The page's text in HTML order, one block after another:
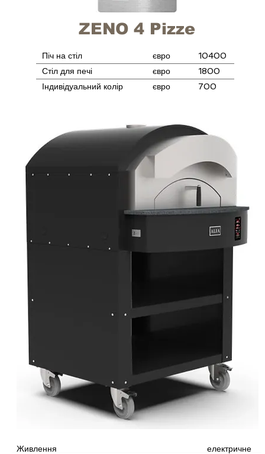
ZENO 4 Pizze
Піч на стіл євро
10400
Стіл для печі
євро
1800
Індивідуальний колір
євро 700
Живлення
електричне